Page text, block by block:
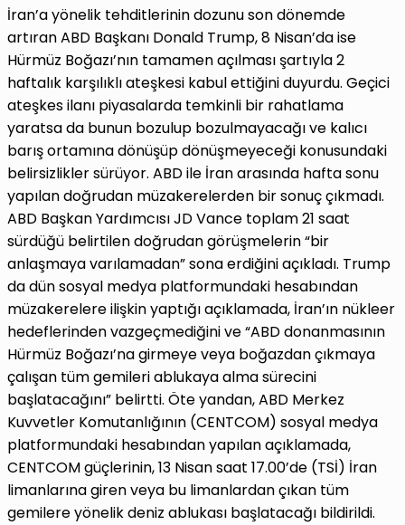
İran’a yönelik tehditlerinin dozunu son dönemde
artıran ABD Başkanı Donald Trump, 8 Nisan’da ise
Hürmüz Boğazı’nın tamamen açılması şartıyla 2
haftalık karşılıklı ateşkesi kabul ettiğini duyurdu. Geçici
ateşkes ilanı piyasalarda temkinli bir rahatlama
yaratsa da bunun bozulup bozulmayacağı ve kalıcı
barış ortamına dönüşüp dönüşmeyeceği konusundaki
belirsizlikler sürüyor. ABD ile İran arasında hafta sonu
yapılan doğrudan müzakerelerden bir sonuç çıkmadı.
ABD Başkan Yardımcısı JD Vance toplam 21 saat
sürdüğü belirtilen doğrudan görüşmelerin “bir
anlaşmaya varılamadan” sona erdiğini açıkladı. Trump
da dün sosyal medya platformundaki hesabından
müzakerelere ilişkin yaptığı açıklamada, İran’ın nükleer
hedeflerinden vazgeçmediğini ve “ABD donanmasının
Hürmüz Boğazı’na girmeye veya boğazdan çıkmaya
çalışan tüm gemileri ablukaya alma sürecini
başlatacağını” belirtti. Öte yandan, ABD Merkez
Kuvvetler Komutanlığının (CENTCOM) sosyal medya
platformundaki hesabından yapılan açıklamada,
CENTCOM güçlerinin, 13 Nisan saat 17.00’de (TSİ) İran
limanlarına giren veya bu limanlardan çıkan tüm
gemilere yönelik deniz ablukası başlatacağı bildirildi.